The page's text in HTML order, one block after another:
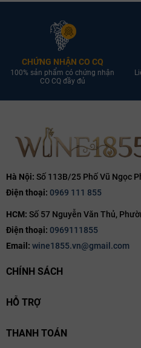
CHỨNG NHẬN CO CQ
100% sản phẩm có chứng nhận
CO CQ đầy đủ
Hà Nội: Số 113B/25 Phố Vũ Ngọc
Điện thoại: 0969 111 855
HCM: Số 57 Nguyễn Văn Thủ,
Điện thoại: 0969111855
Email: wine1855.vn@gmail.com
CHÍNH SÁCH
HỖ TRỢ
THANH TOÁN